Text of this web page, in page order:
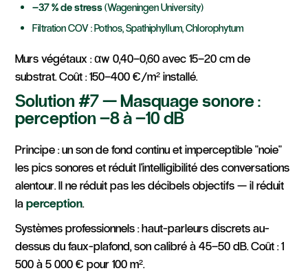
–37 % de stress(Wageningen University)
Filtration COV : Pothos, Spathiphyllum, Chlorophytum
Murs végétaux : αw 0,40–0,60 avec 15–20 cm de
substrat. Coût : 150–400 €/m² installé.
Solution #7 — Masquage sonore :
perception –8 à –10 dB
Principe : un son de fond continu et imperceptible "noie"
les pics sonores et réduit l'intelligibilité des conversations
alentour. Il ne réduit pas les décibels objectifs — il réduit
laperception.
Systèmes professionnels : haut-parleurs discrets au-
dessus du faux-plafond, son calibré à 45–50 dB. Coût : 1
500 à 5 000 € pour 100 m².